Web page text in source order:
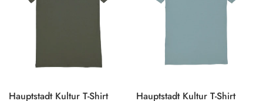
Hauptstadt Kultur T-Shirt
Hauptstadt Kultur T-Shirt